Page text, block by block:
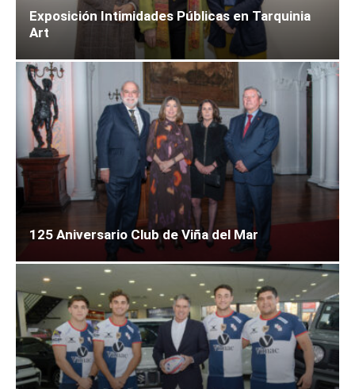
Exposición Intimidades Públicas en Tarquinia
Art
125 Aniversario Club de Viña del Mar